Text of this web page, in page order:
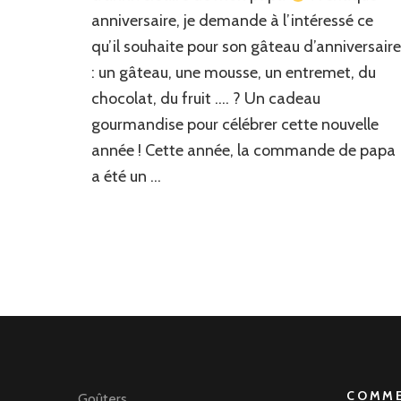
coco
anniversaire, je demande à l’intéressé ce
qu’il souhaite pour son gâteau d’anniversaire
: un gâteau, une mousse, un entremet, du
chocolat, du fruit …. ? Un cadeau
gourmandise pour célébrer cette nouvelle
année ! Cette année, la commande de papa
a été un …